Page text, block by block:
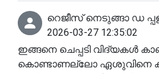
റെജീസ് നെടുങ്ങാ ഡ
2026-03-27 12:35:02
ഇങ്ങനെ ചെപ്പടി വിദ്യകൾ
കൊണ്ടാണല്ലോ ഏശുവിനെ